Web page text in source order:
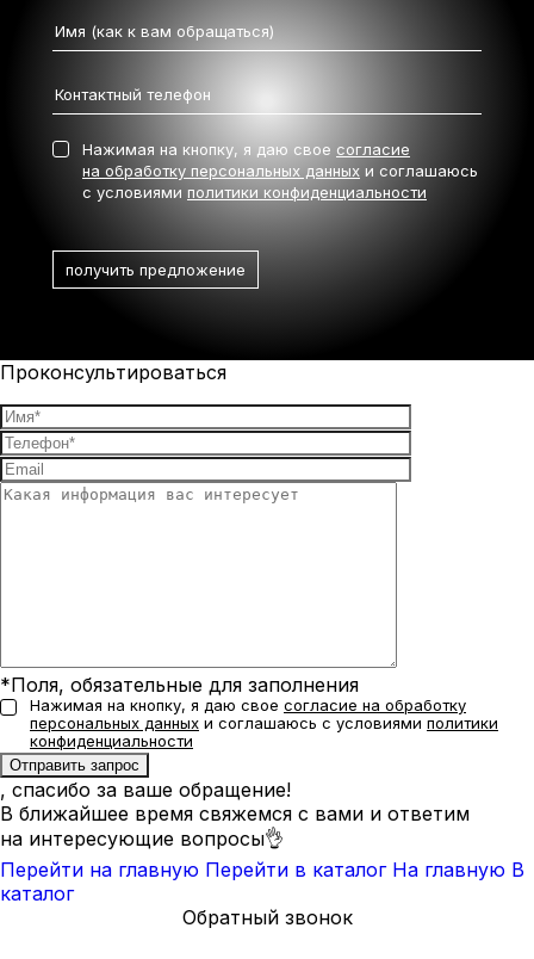
Нажимая на кнопку, я даю свое согласие
на обработку персональных данных и соглашаюсь
с условиями политики конфиденциальности
Проконсультироваться
*Поля, обязательные для заполнения
Нажимая на кнопку, я даю свое согласие на обработку
персональных данных и соглашаюсь с условиями политики
конфиденциальности
, спасибо за ваше обращение!
В ближайшее время свяжемся с вами и ответим
на интересующие вопросы👌
Перейти на главную Перейти в каталог На главную В
каталог
Обратный звонок